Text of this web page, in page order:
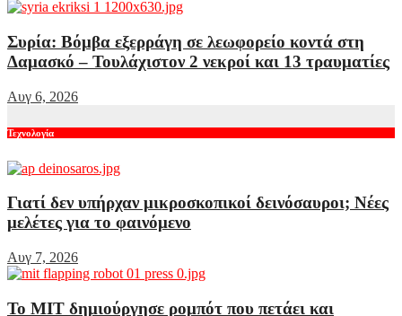
Συρία: Βόμβα εξερράγη σε λεωφορείο κοντά στη
Δαμασκό – Τουλάχιστον 2 νεκροί και 13 τραυματίες
Αυγ 6, 2026
Τεχνολογία
Γιατί δεν υπήρχαν μικροσκοπικοί δεινόσαυροι; Νέες
μελέτες για το φαινόμενο
Αυγ 7, 2026
Το MIT δημιούργησε ρομπότ που πετάει και